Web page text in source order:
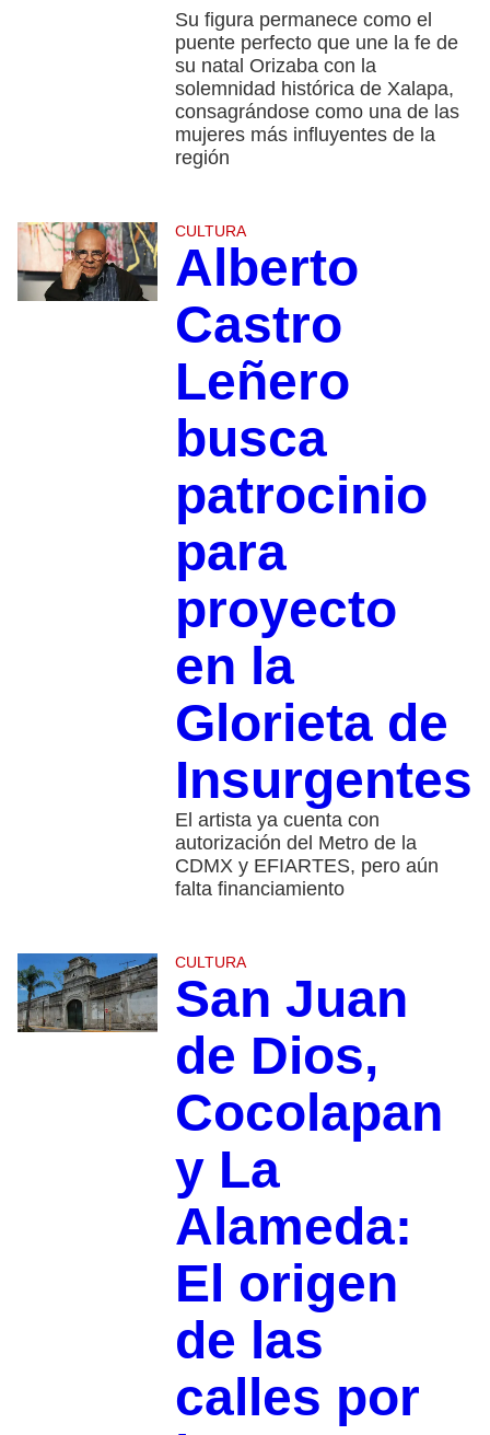
Su figura permanece como el
puente perfecto que une la fe de
su natal Orizaba con la
solemnidad histórica de Xalapa,
consagrándose como una de las
mujeres más influyentes de la
región
CULTURA
Alberto
Castro
Leñero
busca
patrocinio
para
proyecto
en la
Glorieta de
Insurgentes
El artista ya cuenta con
autorización del Metro de la
CDMX y EFIARTES, pero aún
falta financiamiento
CULTURA
San Juan
de Dios,
Cocolapan
y La
Alameda:
El origen
de las
calles por